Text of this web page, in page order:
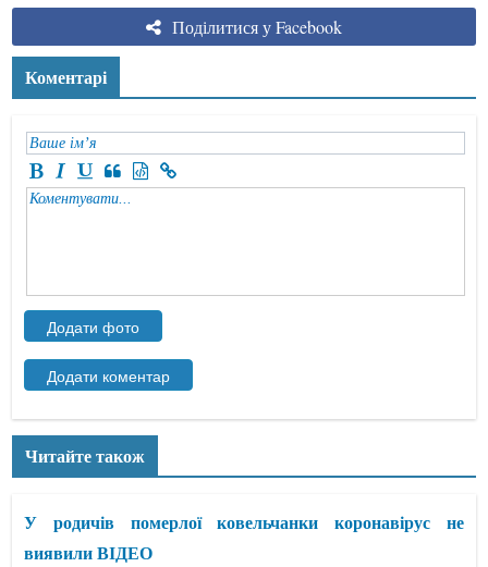
Поділитися у Facebook
Коментарі
Читайте також
У родичів померлої ковельчанки коронавірус не
виявили ВІДЕО